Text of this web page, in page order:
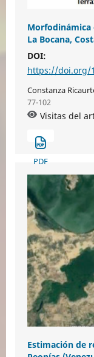
Morfodinámica
La Bocana,
DOI:
https://doi.org/
Constanza
77-102
Visitas del
PDF
Estimación de